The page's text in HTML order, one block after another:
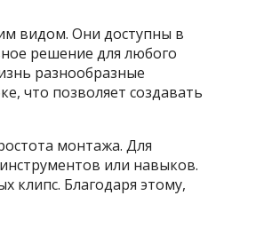
видом. Они доступны в
решение для любого
разнообразные
что позволяет создавать
монтажа. Для
или навыков.
клипс. Благодаря этому,